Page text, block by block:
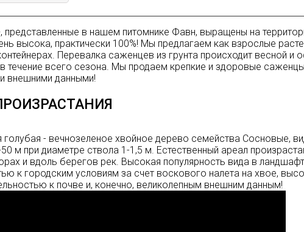
представленные в нашем питомнике Фавн, выращены на
высока, практически 100%! Мы предлагаем как взрослые
Перевалка саженцев из грунта происходит весной и
течение всего сезона. Мы продаем крепкие и здоровые
внешними данными!
голубая - вечнозеленое хвойное дерево семейства Сосновые,
50 м при диаметре ствола 1-1,5 м. Естественный ареал
и вдоль берегов рек. Высокая популярность вида в
к городским условиям за счет воскового налета на хвое,
к почве и, конечно, великолепным внешним данным!